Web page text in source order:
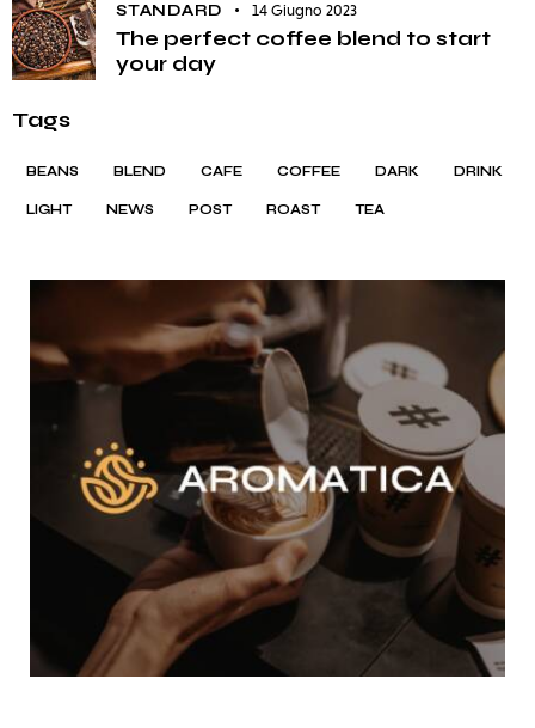
STANDARD 14 Giugno 2023
The perfect coffee blend to start
your day
Tags
BEANS BLEND CAFE COFFEE DARK DRINK
LIGHT NEWS POST ROAST TEA